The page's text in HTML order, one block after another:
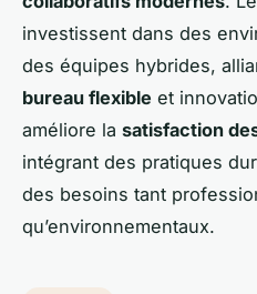
investissent dans des
des équipes hybrides,
bureau flexible et
améliore la satisfaction
intégrant des pratiques
des besoins tant
qu’environnementaux.